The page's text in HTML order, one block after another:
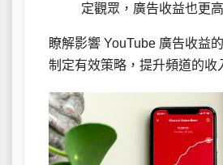
定觀眾，廣告收益也更高
瞭解影響 YouTube 廣告收益
制定有效策略，提升頻道的收